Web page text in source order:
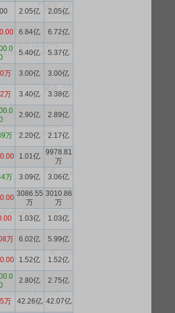
2.05亿 2.05亿
6.84亿 6.72亿
5.40亿 5.37亿
万 3.00亿 3.00亿
万 3.40亿 3.38亿
2.90亿 2.89亿
万 2.20亿 2.17亿
1.01亿
9978.81
万
万 3.09亿 3.06亿
3086.55
万
3010.86
万
1.03亿 1.03亿
万 6.02亿 5.99亿
1.52亿 1.52亿
2.80亿 2.75亿
万 42.26亿 42.07亿